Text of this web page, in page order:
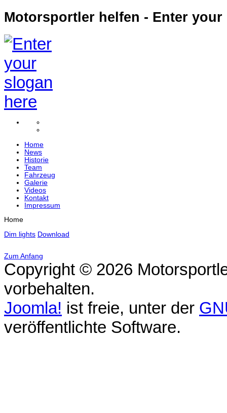
Motorsportler helfen - Enter your
Home
News
Historie
Team
Fahrzeug
Galerie
Videos
Kontakt
Impressum
Home
Dim lights Download
Zum Anfang
Copyright © 2026
vorbehalten.
Joomla! ist freie, unter der
veröffentlichte Software.